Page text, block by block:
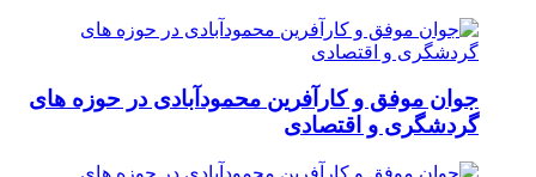
جوان موفق و کارآفرین محمودآبادی در حوزه های
گردشگری و اقتصادی